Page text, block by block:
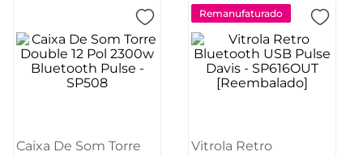
Caixa De Som Torre
Remanufaturado
Vitrola Retro